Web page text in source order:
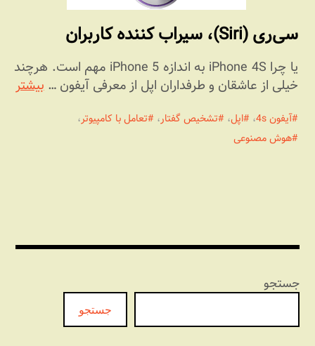
سی‌ری (Siri)، سیراب کننده کاربران
یا چرا iPhone 4S به اندازه iPhone 5 مهم است. هرچند
خیلی از عاشقان و طرفداران اپل از معرفی آیفون …بیشتر
آیفون 4s ، اپل، تشخیص گفتار، تعامل با کامپیوتر،
هوش مصنوعی
جستجو
جستجو